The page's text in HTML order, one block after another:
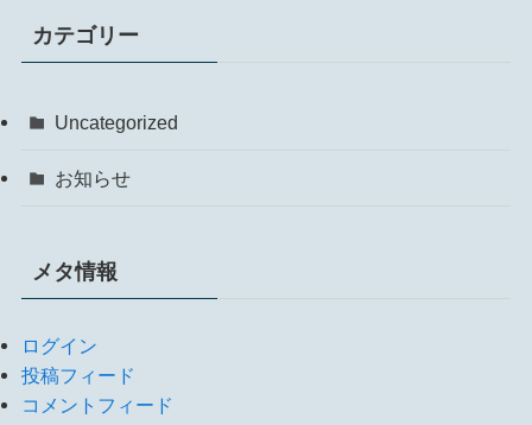
カテゴリー
Uncategorized
お知らせ
メタ情報
ログイン
投稿フィード
コメントフィード